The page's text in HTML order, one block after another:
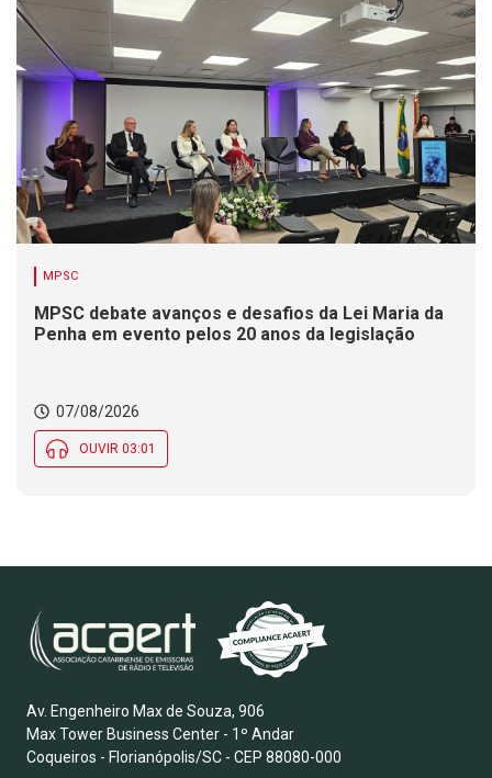
MPSC
MPSC debate avanços e desafios da Lei Maria da
Penha em evento pelos 20 anos da legislação
07/08/2026
OUVIR 03:01
Av. Engenheiro Max de Souza, 906
Max Tower Business Center - 1º Andar
Coqueiros - Florianópolis/SC - CEP 88080-000